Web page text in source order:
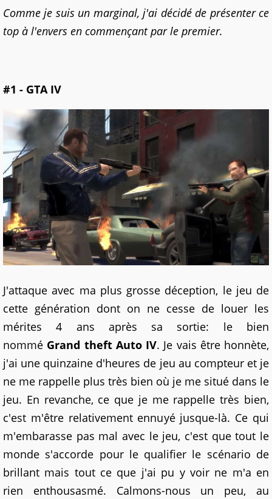
Comme je suis un marginal, j'ai décidé de présenter ce
top à l'envers en commençant par le premier.
#1 - GTA IV
J'attaque avec ma plus grosse déception, le jeu de
cette génération dont on ne cesse de louer les
mérites 4 ans après sa sortie: le bien
nommé Grand theft Auto IV. Je vais être honnète,
j'ai une quinzaine d'heures de jeu au compteur et je
ne me rappelle plus très bien où je me situé dans le
jeu. En revanche, ce que je me rappelle très bien,
c'est m'être relativement ennuyé jusque-là. Ce qui
m'embarasse pas mal avec le jeu, c'est que tout le
monde s'accorde pour le qualifier le scénario de
brillant mais tout ce que j'ai pu y voir ne m'a en
rien enthousasmé. Calmons-nous un peu, au